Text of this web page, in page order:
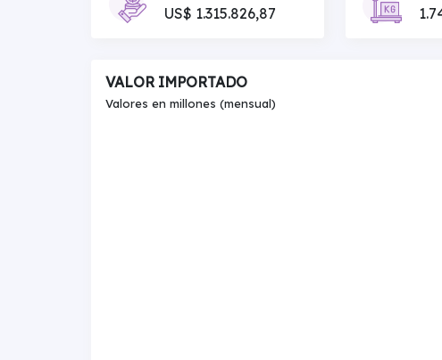
US$ 1.315.826,87
VALOR IMPORTADO
Valores en millones (mensual)